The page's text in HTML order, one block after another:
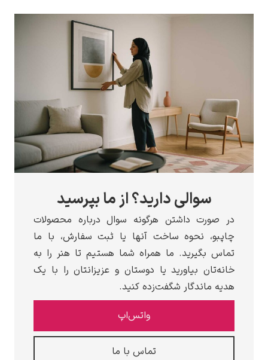
سوالی دارید؟ از ما بپرسید
در صورت داشتن هرگونه سوال درباره محصولات
چاپبو، نحوه ساخت آنها یا ثبت سفارش، با ما
تماس بگیرید. ما همراه شما هستیم تا هنر را به
خانه‌تان بیاورید یا دوستان و عزیزانتان را با یک
هدیه ماندگار شگفت‌زده کنید.
واتس‌اپ
تماس با ما